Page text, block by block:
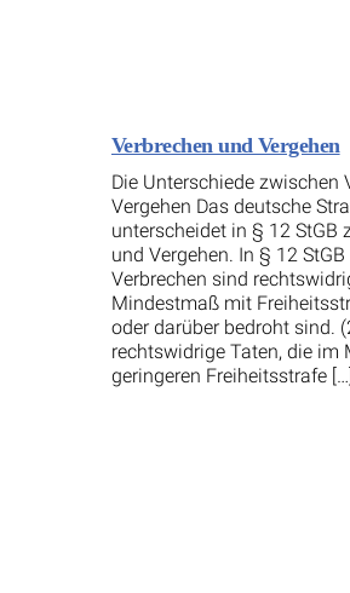
Verbrechen und Vergehen
Die Unterschiede zwischen
Vergehen Das deutsche
unterscheidet in § 12 StGB
und Vergehen. In § 12
Verbrechen sind
Mindestmaß mit
oder darüber bedroht sind.
rechtswidrige Taten, die im
geringeren Freiheitsstrafe […]